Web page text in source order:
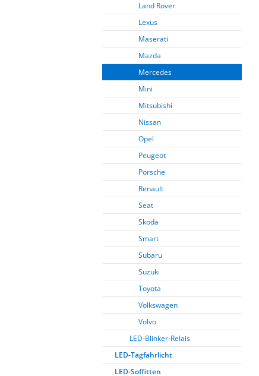
Land Rover
Lexus
Maserati
Mazda
Mercedes
Mini
Mitsubishi
Nissan
Opel
Peugeot
Porsche
Renault
Seat
Skoda
Smart
Subaru
Suzuki
Toyota
Volkswagen
Volvo
LED-Blinker-Relais
LED-Tagfahrlicht
LED-Soffitten